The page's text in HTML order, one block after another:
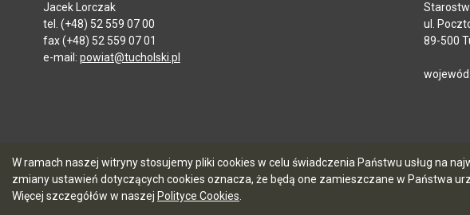
W ramach naszej witryny stosujemy pliki cookies w celu świadczenia Państwu usług na
zmiany ustawień dotyczących cookies oznacza, że będą one zamieszczane w Państwa
Więcej szczegółów w naszej Polityce Cookies
Jacek Lorczak
tel. (+48) 52 559 07 00
fax (+48) 52 559 07 01
e-mail: powiat@tucholski.pl
ul.
89-500
5.7.0 [104]